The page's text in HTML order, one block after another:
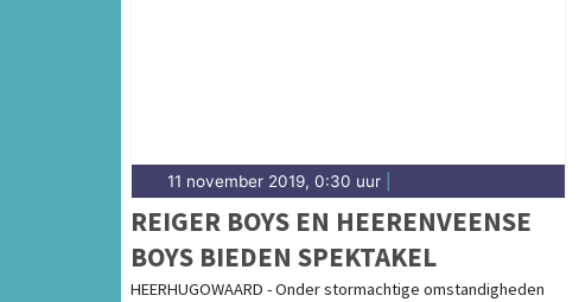
11 november 2019, 0:30 uur
REIGER BOYS EN HEERENVEENSE
BOYS BIEDEN SPEKTAKEL
HEERHUGOWAARD - Onder stormachtige omstandigheden